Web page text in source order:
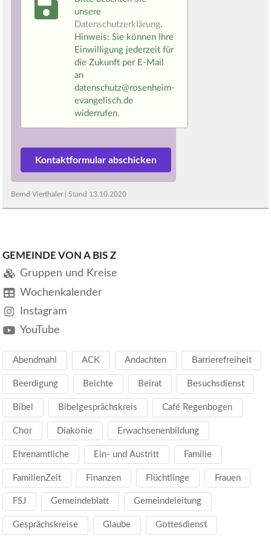
unsere
Datenschutzerklärung.
Hinweis: Sie können Ihre
Einwilligung jederzeit für
die Zukunft per E-Mail
an
datenschutz@rosenheim-
evangelisch.de
widerrufen.
Bernd Vierthaler | Stand 13.10.2020
GEMEINDE VON A BIS Z
Gruppen und Kreise
Wochenkalender
Instagram
YouTube
Abendmahl ACK Andachten Barrierefreiheit
Beerdigung Beichte Beirat Besuchsdienst
Bibel Bibelgesprächskreis Café Regenbogen
Chor Diakonie Erwachsenenbildung
Ehrenamtliche Ein- und Austritt Familie
FamilienZeit Finanzen Flüchtlinge Frauen
FSJ Gemeindeblatt Gemeindeleitung
Gesprächskreise Glaube Gottesdienst